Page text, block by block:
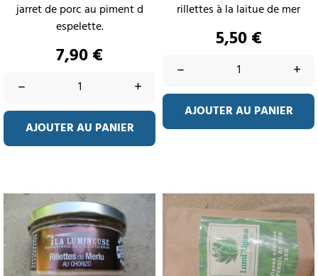
jarret de porc au piment d
espelette.
Prix
7,90 €
– +
AJOUTER AU PANIER
rillettes à la laitue de mer
Prix
5,50 €
– +
AJOUTER AU PANIER